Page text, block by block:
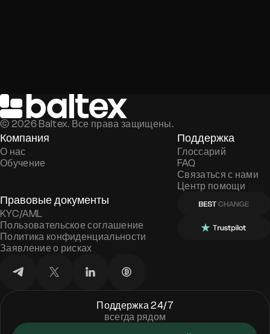
© 2026 Baltex. Все права защищены.
Компания
О нас
Обучение
Поддержка
Глоссарий
FAQ
Связаться с нами
Центр помощи
Правовые документы
KYC/AML
Пользовательское соглашение
Политика конфиденциальности
Заявление о рисках
Поддержка 24/7
всегда рядом